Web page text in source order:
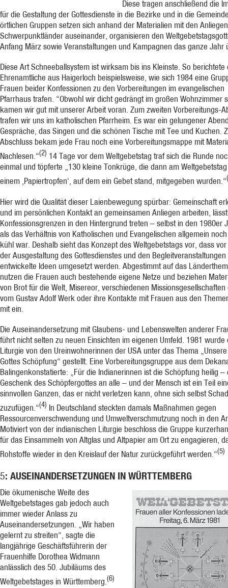
Diese tragen anschließend die
für die Gestaltung der Gottesdienste in die Bezirke und in die
örtlichen Gruppen setzen sich anhand der Materialien mit den
Schwerpunktländer auseinander, organisieren den
Anfang März sowie Veranstaltungen und Kampagnen das ganze Jahr
Diese Art Schneeballsystem ist wirksam bis ins Kleinste. So berichtete
Ehrenamtliche aus Haigerloch beispielsweise, wie sich 1984 eine
Frauen beider Konfessionen zu den Vorbereitungen im evangelischen
Pfarrhaus trafen. “Obwohl wir dicht gedrängt im großen Wohnzimmer
kamen wir gut mit unserer Arbeit voran. Zum zweiten Vorbereitungs-
trafen wir uns im katholischen Pfarrheim. Es war ein gelungener
Gespräche, das Singen und die schönen Tische mit Tee und Kuchen.
Abschluss bekam jede Frau noch eine Vorbereitungsmappe mit
Nachlesen.“(2) 14 Tage vor dem Weltgebetstag traf sich die Runde
einmal und töpferte „130 kleine Tonkrüge, die dann am
einem ‚Papiertropfen‘, auf dem ein Gebet stand, mitgegeben wurden.“
Hier wird die Qualität dieser Laienbewegung spürbar: Gemeinschaft
und im persönlichen Kontakt an gemeinsamen Anliegen arbeiten, lässt
Konfessionsgrenzen in den Hintergrund treten – selbst in den 1980er
als das Verhältnis von Katholischen und Evangelischen allgemein
kühl war. Deshalb sieht das Konzept des Weltgebetstags vor, dass vor
der Ausgestaltung des Gottesdienstes und den Begleitveranstaltungen
entwickelte Ideen umgesetzt werden. Abgestimmt auf das
nutzen die Frauen auch bestehende eigene Netze und beziehen
von Brot für die Welt, Misereor, verschiedenen Missionsgesellschaften
vom Gustav Adolf Werk oder ihre Kontakte mit Frauen aus den
mit ein.
Die Auseinandersetzung mit Glaubens- und Lebenswelten anderer
führt nicht selten zu neuen Einsichten im eigenen Umfeld. 1981 wurde
Liturgie von den Ureinwohnerinnen der USA unter das Thema
Gottes Schöpfung“ gestellt. Eine Vorbereitungsgruppe aus dem
Balingenkonstatierte: „Für die Indianerinnen ist die Schöpfung heilig –
Geschenk des Schöpfergottes an alle – und der Mensch ist ein Teil
sinnvollen Ganzen, das er nicht verletzen kann, ohne sich selbst
zuzufügen.“(4) In Deutschland steckten damals Maßnahmen gegen
Ressourcenverschwendung und Umweltverschmutzung noch in den
Motiviert von der indianischen Liturgie beschloss die Gruppe
für das Einsammeln von Altglas und Altpapier am Ort zu engagieren,
Rohstoffe wieder in den Kreislauf der Natur zurückgeführt werden.“(5)
5: AUSEINANDERSETZUNGEN IN WÜRTTEMBERG
Die ökumenische Weite des
Weltgebetstages gab jedoch auch
immer wieder Anlass zu
Auseinandersetzungen. „Wir haben
gelernt zu streiten“, sagte die
langjährige Geschäftsführerin der
Frauenhilfe Dorothea Widmann
anlässlich des 50. Jubiläums des
Weltgebetstages in Württemberg. (6)